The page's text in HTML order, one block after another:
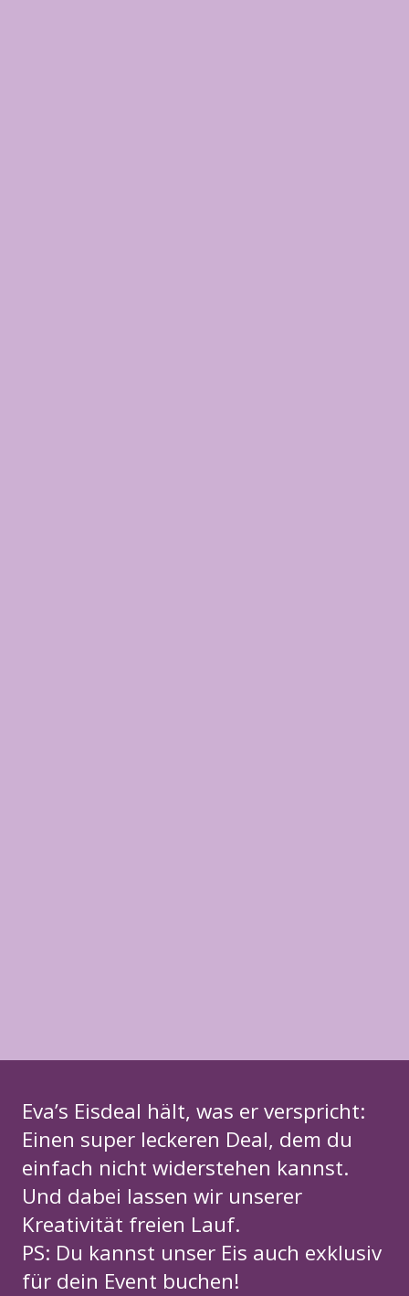
Eva’s Eisdeal hält, was er verspricht:
Einen super leckeren Deal, dem du
einfach nicht widerstehen kannst.
Und dabei lassen wir unserer
Kreativität freien Lauf.
PS: Du kannst unser Eis auch exklusiv
für dein Event buchen!